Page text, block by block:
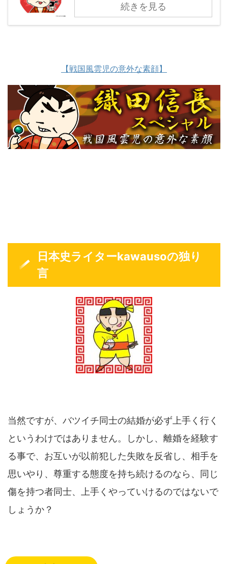
続きを見る
【戦国風雲児の意外な素顔】
日本史ライターkawausoの独り
言
当然ですが、バツイチ同士の結婚が必ず上手く行く
というわけではありません。しかし、離婚を経験す
る事で、お互いが以前犯した失敗を反省し、相手を
思いやり、尊重する態度を持ち続けるのなら、同じ
傷を持つ者同士、上手くやっていけるのではないで
しょうか？